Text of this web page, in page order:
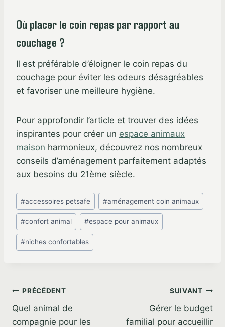
Où placer le coin repas par rapport au
couchage ?
Il est préférable d’éloigner le coin repas du
couchage pour éviter les odeurs désagréables
et favoriser une meilleure hygiène.
Pour approfondir l’article et trouver des idées
inspirantes pour créer un espace animaux
maison harmonieux, découvrez nos nombreux
conseils d’aménagement parfaitement adaptés
aux besoins du 21ème siècle.
Étiquettes
de
la
publication :
#accessoires petsafe #aménagement coin animaux
#confort animal #espace pour animaux
#niches confortables
Navigation
de
PRÉCÉDENT
Quel animal de
compagnie pour les
SUIVANT
Gérer le budget
familial pour accueillir